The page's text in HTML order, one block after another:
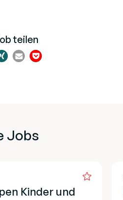
teilen
Jobs
Kinder und